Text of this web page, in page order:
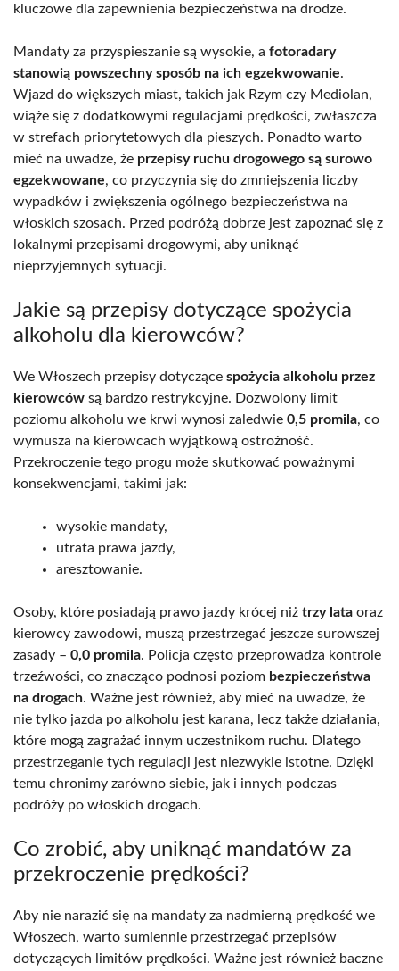
kluczowe dla zapewnienia bezpieczeństwa na drodze.
Mandaty za przyspieszanie są wysokie, a fotoradary
stanowią powszechny sposób na ich egzekwowanie.
Wjazd do większych miast, takich jak Rzym czy Mediolan,
wiąże się z dodatkowymi regulacjami prędkości, zwłaszcza
w strefach priorytetowych dla pieszych. Ponadto warto
mieć na uwadze, że przepisy ruchu drogowego są surowo
egzekwowane, co przyczynia się do zmniejszenia liczby
wypadków i zwiększenia ogólnego bezpieczeństwa na
włoskich szosach. Przed podróżą dobrze jest zapoznać się z
lokalnymi przepisami drogowymi, aby uniknąć
nieprzyjemnych sytuacji.
Jakie są przepisy dotyczące spożycia
alkoholu dla kierowców?
We Włoszech przepisy dotyczące spożycia alkoholu przez
kierowców są bardzo restrykcyjne. Dozwolony limit
poziomu alkoholu we krwi wynosi zaledwie 0,5 promila, co
wymusza na kierowcach wyjątkową ostrożność.
Przekroczenie tego progu może skutkować poważnymi
konsekwencjami, takimi jak:
wysokie mandaty,
utrata prawa jazdy,
aresztowanie.
Osoby, które posiadają prawo jazdy krócej niż trzy lata oraz
kierowcy zawodowi, muszą przestrzegać jeszcze surowszej
zasady – 0,0 promila. Policja często przeprowadza kontrole
trzeźwości, co znacząco podnosi poziom bezpieczeństwa
na drogach. Ważne jest również, aby mieć na uwadze, że
nie tylko jazda po alkoholu jest karana, lecz także działania,
które mogą zagrażać innym uczestnikom ruchu. Dlatego
przestrzeganie tych regulacji jest niezwykle istotne. Dzięki
temu chronimy zarówno siebie, jak i innych podczas
podróży po włoskich drogach.
Co zrobić, aby uniknąć mandatów za
przekroczenie prędkości?
Aby nie narazić się na mandaty za nadmierną prędkość we
Włoszech, warto sumiennie przestrzegać przepisów
dotyczących limitów prędkości. Ważne jest również baczne